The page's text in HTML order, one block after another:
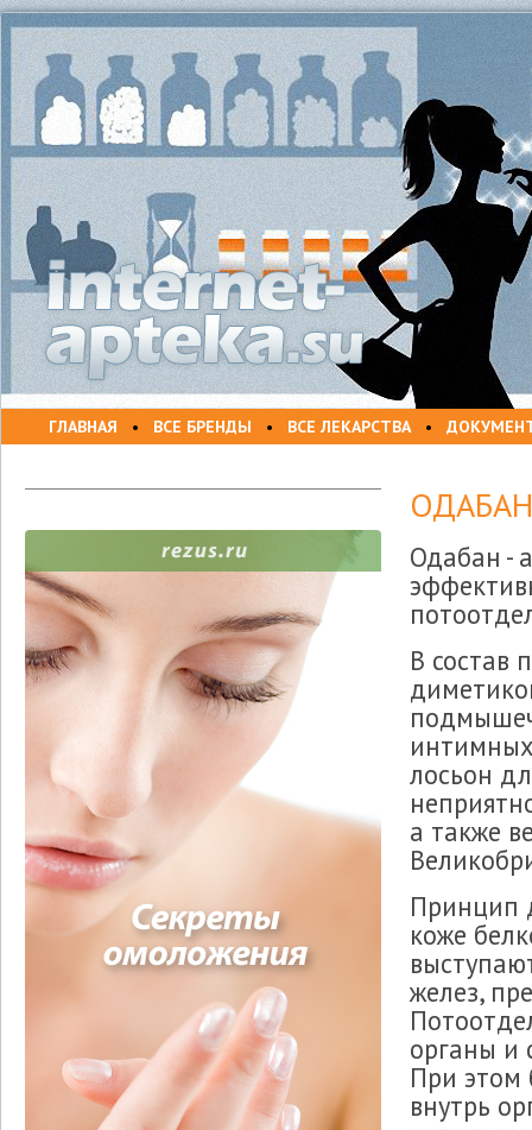
ГЛАВНАЯ • ВСЕ БРЕНДЫ • ВСЕ ЛЕКАРСТВА•
ОДАБАН
Одабан -
В состав
лосьон
а также
Принцип
коже
желез,
органы и
При этом
внутрь